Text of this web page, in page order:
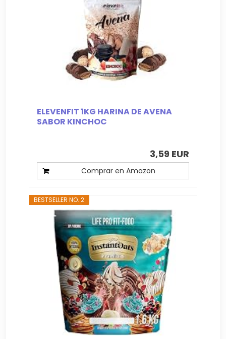
ELEVENFIT 1KG HARINA DE AVENA
SABOR KINCHOC
3,59 EUR
Comprar en Amazon
BESTSELLER NO. 2